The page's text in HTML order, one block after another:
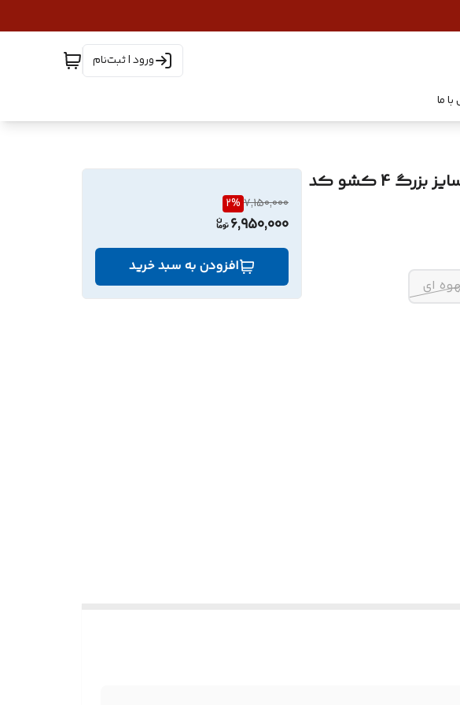
ورود | ثبت‌نام
ما
فایل کشویی پلاستیکی فایل دراور سایز بزرگ 4 کشو کد
ای
7,150,000
2%
6,950,000
افزودن به سبد خرید